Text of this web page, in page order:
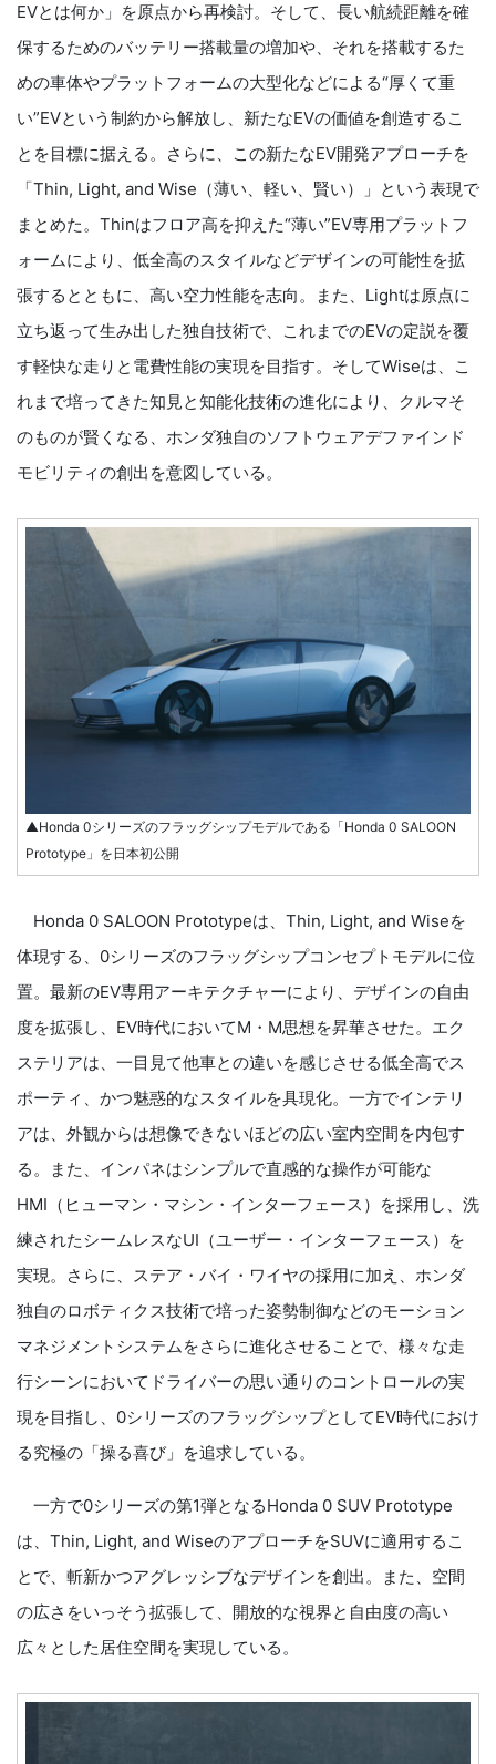
EVとは何か」を原点から再検討。そして、長い航続距離を確
保するためのバッテリー搭載量の増加や、それを搭載するた
めの車体やプラットフォームの大型化などによる“厚くて重
い”EVという制約から解放し、新たなEVの価値を創造するこ
とを目標に据える。さらに、この新たなEV開発アプローチを
「Thin, Light, and Wise（薄い、軽い、賢い）」という表現で
まとめた。Thinはフロア高を抑えた“薄い”EV専用プラットフ
ォームにより、低全高のスタイルなどデザインの可能性を拡
張するとともに、高い空力性能を志向。また、Lightは原点に
立ち返って生み出した独自技術で、これまでのEVの定説を覆
す軽快な走りと電費性能の実現を目指す。そしてWiseは、こ
れまで培ってきた知見と知能化技術の進化により、クルマそ
のものが賢くなる、ホンダ独自のソフトウェアデファインド
モビリティの創出を意図している。
▲Honda 0シリーズのフラッグシップモデルである「Honda 0 SALOON
Prototype」を日本初公開
Honda 0 SALOON Prototypeは、Thin, Light, and Wiseを
体現する、0シリーズのフラッグシップコンセプトモデルに位
置。最新のEV専用アーキテクチャーにより、デザインの自由
度を拡張し、EV時代においてM・M思想を昇華させた。エク
ステリアは、一目見て他車との違いを感じさせる低全高でス
ポーティ、かつ魅惑的なスタイルを具現化。一方でインテリ
アは、外観からは想像できないほどの広い室内空間を内包す
る。また、インパネはシンプルで直感的な操作が可能な
HMI（ヒューマン・マシン・インターフェース）を採用し、洗
練されたシームレスなUI（ユーザー・インターフェース）を
実現。さらに、ステア・バイ・ワイヤの採用に加え、ホンダ
独自のロボティクス技術で培った姿勢制御などのモーション
マネジメントシステムをさらに進化させることで、様々な走
行シーンにおいてドライバーの思い通りのコントロールの実
現を目指し、0シリーズのフラッグシップとしてEV時代におけ
る究極の「操る喜び」を追求している。
一方で0シリーズの第1弾となるHonda 0 SUV Prototype
は、Thin, Light, and WiseのアプローチをSUVに適用するこ
とで、斬新かつアグレッシブなデザインを創出。また、空間
の広さをいっそう拡張して、開放的な視界と自由度の高い
広々とした居住空間を実現している。